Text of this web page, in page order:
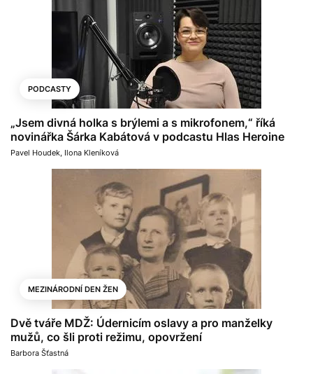
PODCASTY
„Jsem divná holka s brýlemi a s mikrofonem,“ říká
novinářka Šárka Kabátová v podcastu Hlas Heroine
Pavel Houdek, Ilona Kleníková
MEZINÁRODNÍ DEN ŽEN
Dvě tváře MDŽ: Údernicím oslavy a pro manželky
mužů, co šli proti režimu, opovržení
Barbora Šťastná